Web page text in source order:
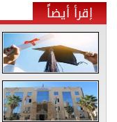
إقرأ أيضاً